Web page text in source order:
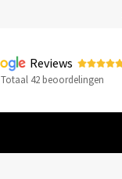
Reviews
Totaal 42 beoordelingen